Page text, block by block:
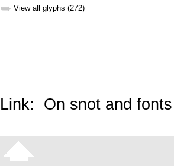
➥ View all glyphs (272)
Link: On snot and fonts